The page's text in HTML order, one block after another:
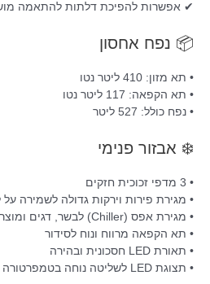
✔ אפשרות להפיכת דלתות להתאמה
📦 נפח אחסון
• תא מזון: 410 ליטר נטו
• תא הקפאה: 117 ליטר נטו
• נפח כולל: 527 ליטר
❄️ אבזור פנימי
• 3 מדפי זכוכית חזקים
• מגירת פירות וירקות גדולה לשמירה על
• מגירת אפס (Chiller) לבשר, דגים ומוצרי חלב
• תא הקפאה מרווח ונוח לסידור
• תאורת LED חסכונית ובהירה
• תצוגת LED לשליטה נוחה בטמפרטורה